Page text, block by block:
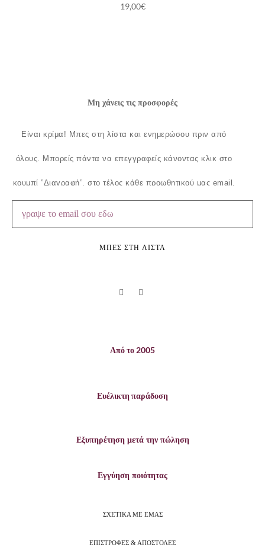
19,00€
Μη χάνεις τις προσφορές
Είναι κρίμα! Μπες στη λίστα και ενημερώσου πριν από
όλους. Μπορείς πάντα να επεγγραφείς κάνοντας κλικ στο
κουμπί ”Διαγραφή”, στο τέλος κάθε προωθητικού μας email.
ΜΠΕΣ ΣΤΗ ΛΙΣΤΑ
Από το 2005
Ευέλικτη παράδοση
Εξυπηρέτηση μετά την πώληση
Εγγύηση ποιότητας
ΣΧΕΤΙΚΑ ΜΕ ΕΜΑΣ
ΕΠΙΣΤΡΟΦΕΣ & ΑΠΟΣΤΟΛΕΣ